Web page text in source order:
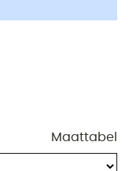
Maattabel